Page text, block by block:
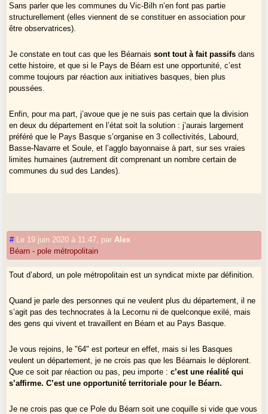
Sans parler que les communes du Vic-Bilh n’en font pas partie
structurellement (elles viennent de se constituer en association pour
être observatrices).
Je constate en tout cas que les Béarnaissont tout à fait passifsdans
cette histoire, et que si le Pays de Béarn est une opportunité, c’est
comme toujours par réaction aux initiatives basques, bien plus
poussées.
Enfin, pour ma part, j’avoue que je ne suis pas certain que la division
en deux du département en l’état soit la solution : j’aurais largement
préféré que le Pays Basque s’organise en 3 collectivités, Labourd,
Basse-Navarre et Soule, et l’agglo bayonnaise à part, sur ses vraies
limites humaines (autrement dit comprenant un nombre certain de
communes du sud des Landes).
# Le 19 juin 2020 à 11:47 par Alex
Béarn - pole métropolitain
Tout d’abord, un pole métropolitain est un syndicat mixte par définition.
Quand je parle des personnes qui ne veulent plus du département, il ne
s’agit pas des technocrates à la Lecornu ni de quelconque exilé, mais
des gens qui vivent et travaillent en Béarn et au Pays Basque.
Je vous rejoins, le "64" est porteur en effet, mais si les Basques
veulent un département, je ne crois pas que les Béarnais le déplorent.
Que ce soit par réaction ou pas, peu importe : c’est une réalité qui
s’affirme. C’est une opportunité territoriale pour le Béarn.
Je ne crois pas que ce Pole du Béarn soit une coquille si vide que vous